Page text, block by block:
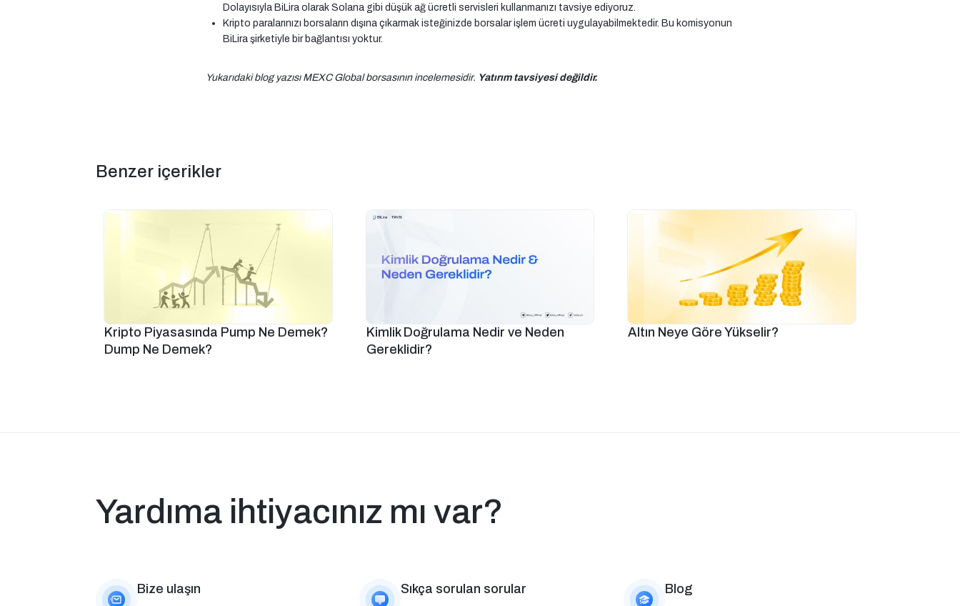
Dolayısıyla BiLira olarak Solana gibi düşük ağ ücretli servisleri kullanmanızı tavsiye ediyoruz.
Kripto paralarınızı borsaların dışına çıkarmak isteğinizde borsalar işlem ücreti uygulayabilmektedir. Bu komisyonun
BiLira şirketiyle bir bağlantısı yoktur.
Yukarıdaki blog yazısı MEXC Global borsasının incelemesidir. Yatırım tavsiyesi değildir.
Benzer içerikler
Kripto Piyasasında Pump Ne Demek?
Dump Ne Demek?
Kimlik Doğrulama Nedir ve Neden
Gereklidir?
Altın Neye Göre Yükselir?
Yardıma ihtiyacınız mı var?
Bize ulaşın Sıkça sorulan sorular Blog